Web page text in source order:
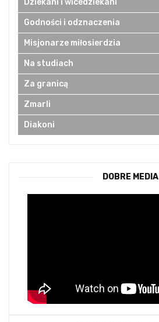
Dziekani i wicedziekani
Godności i odznaczenia
Misjonarze miłosierdzia
Na studiach
Za granicą
Zmarli
Diakoni
DOBRE MEDIA